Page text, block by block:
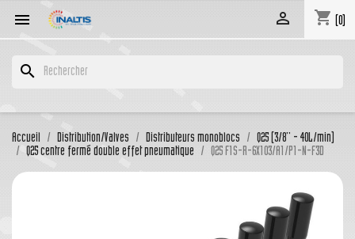
 shopping_cart (0)

search
Accueil Distribution/Valves Distributeurs monoblocs
Q25 (3/8'' - 40L/min)
Q25 centre fermé double effet pneumatique
Q25 F1S-R-6X103/A1/P1-N-F3D